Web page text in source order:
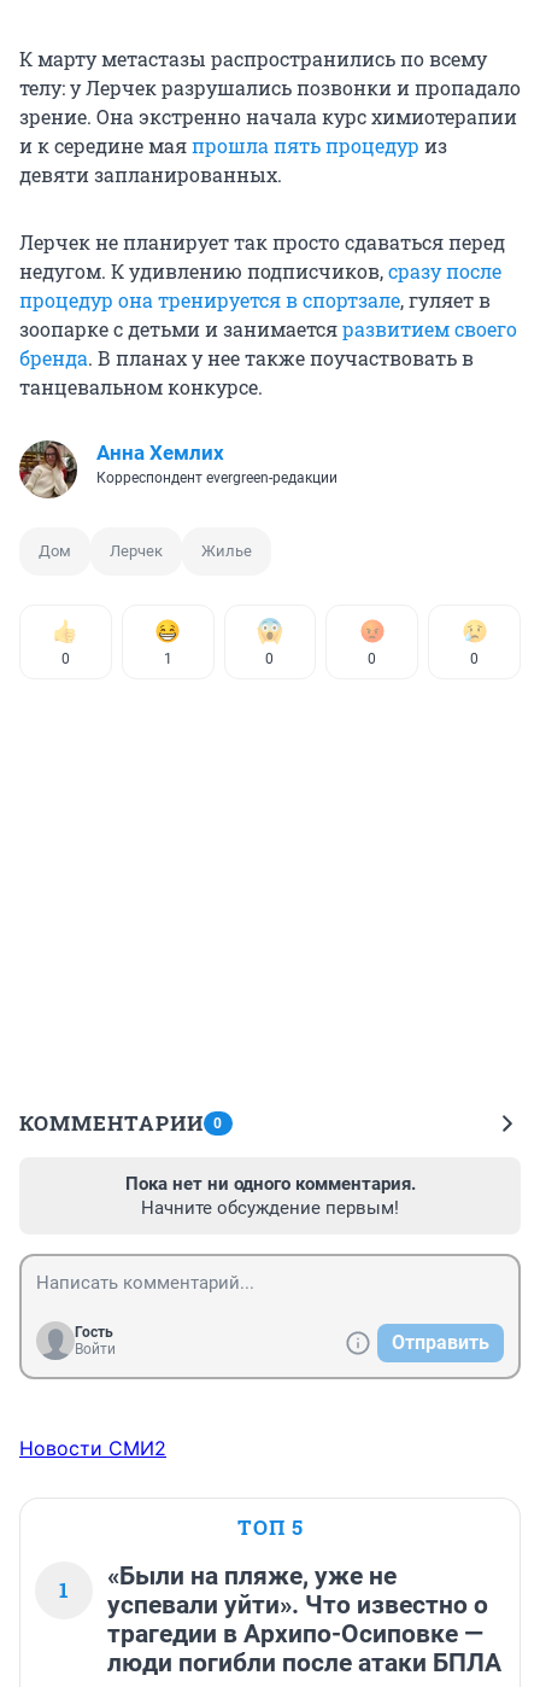
К марту метастазы распространились по всему
телу: у Лерчек разрушались позвонки и пропадало
зрение. Она экстренно начала курс химиотерапии
и к середине маяпрошла пять процедур из
девяти запланированных.
Лерчек не планирует так просто сдаваться перед
недугом. К удивлению подписчиков,сразу после
процедур она тренируется в спортзале, гуляет в
зоопарке с детьми и занимаетсяразвитием своего
бренда. В планах у нее также поучаствовать в
танцевальном конкурсе.
Анна Хемлих
Корреспондент evergreen-редакции
Дом Лерчек Жилье
0 1 0 0 0
КОММЕНТАРИИ 0
Пока нет ни одного комментария.
Начните обсуждение первым!
Гость
Войти
Отправить
Новости СМИ2
ТОП 5
1
«Были на пляже, уже не
успевали уйти». Что известно о
трагедии в Архипо-Осиповке —
люди погибли после атаки БПЛА